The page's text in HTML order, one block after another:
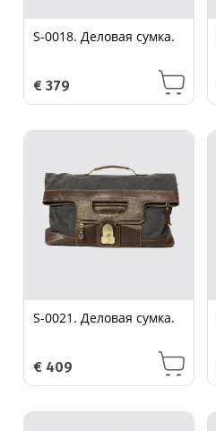
S-0018. Деловая сумка.
€ 379
S-0021. Деловая сумка.
€ 409